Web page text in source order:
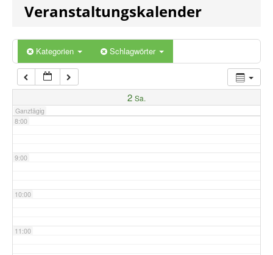
Veranstaltungskalender
Kategorien Schlagwörter
2 Sa.
Ganztägig
5:00
7:00
8:00
9:00
10:00
11:00